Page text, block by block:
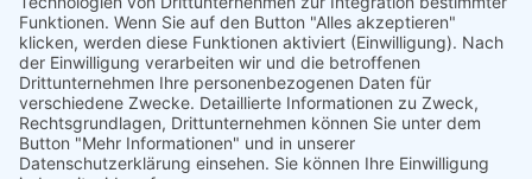
Congress Center Suhl